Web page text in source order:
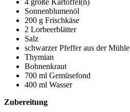
Sonnenblumenöl
200 g Frischkäse
2 Lorbeerblätter
Salz
schwarzer Pfeffer aus der Mühle
Thymian
Bohnenkraut
700 ml Gemüsefond
400 ml Wasser
Zubereitung